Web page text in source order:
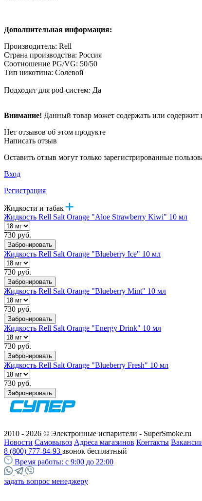
Дополнительная информация:
Производитель: Rell
Страна производства: Россия
Соотношение PG/VG: 50/50
Тип никотина: Солевой
Подходит для pod-систем: Да
Внимание! Данный товар может содержать или содержит
Нет отзывов об этом продукте
Написать отзыв
Оставить отзыв могут только зарегистрированные
Вход
Регистрация
Жидкости и табак
Жидкость Rell Salt Orange "Aloe Strawberry Kiwi" 10 мл
730 руб.
Забронировать
Жидкость Rell Salt Orange "Blueberry Ice" 10 мл
730 руб.
Забронировать
Жидкость Rell Salt Orange "Blueberry Mint" 10 мл
730 руб.
Забронировать
Жидкость Rell Salt Orange "Energy Drink" 10 мл
730 руб.
Забронировать
Жидкость Rell Salt Orange "Blueberry Fresh" 10 мл
730 руб.
Забронировать
2010 - 2026 © Электронные испарители - SuperSmoke.ru
Новости Самовывоз Адреса магазинов Контакты
8 (800) 777-84-93 звонок бесплатный
Время работы: с 9:00 до 22:00
задать вопрос менеджеру